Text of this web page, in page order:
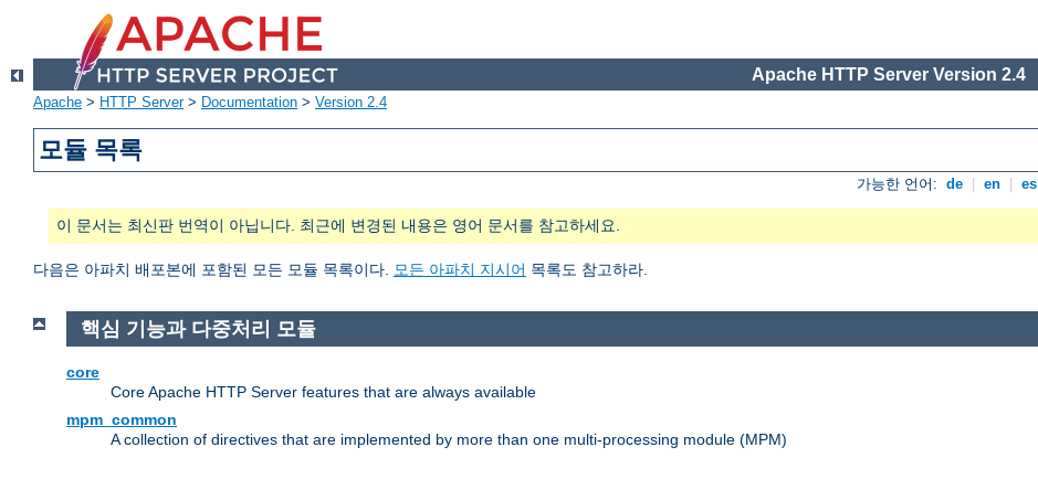
Apache HTTP Server Version 2.4
Apache > HTTP Server> Documentation > Version 2.4
모듈 목록
가능한 언어: de en es
이 문서는 최신판 번역이 아닙니다. 최근에 변경된 내용은 영어 문서를 참고하세요.
다음은 아파치 배포본에 포함된 모든 모듈 목록이다. 모든 아파치 지시어 목록도 참고하라.
핵심 기능과 다중처리 모듈
core
Core Apache HTTP Server features that are always available
mpm_common
A collection of directives that are implemented by more than one multi-processing module (MPM)